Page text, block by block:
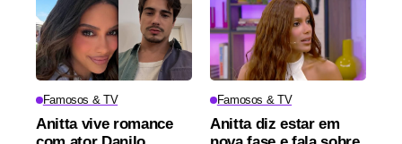
Famosos & TV
Anitta vive romance
Famosos & TV
Anitta diz estar em